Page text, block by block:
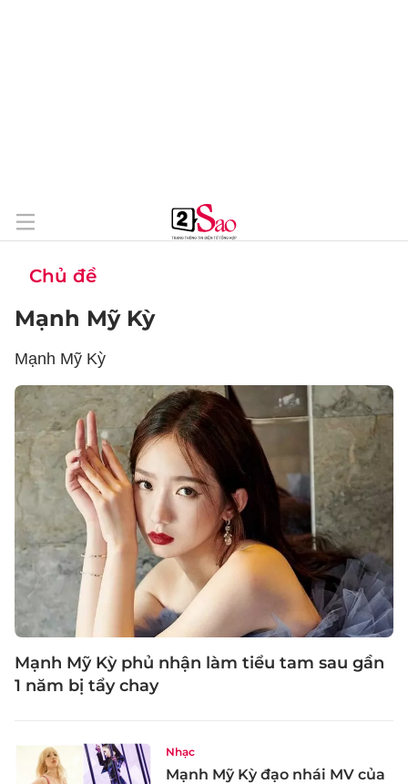
Chủ đề
Mạnh Mỹ Kỳ
Mạnh Mỹ Kỳ
Mạnh Mỹ Kỳ phủ nhận làm tiểu tam sau gần
1 năm bị tẩy chay
Nhạc
Mạnh Mỹ Kỳ đạo nhái MV của